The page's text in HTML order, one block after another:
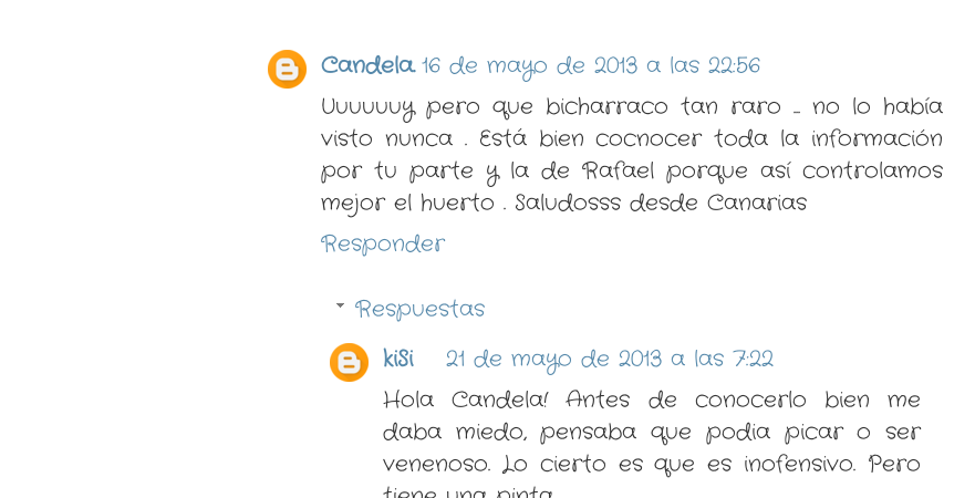
Candela. 16 de mayo de 2013 a las 22:56
Uuuuuuy pero que bicharraco tan raro ... no lo había
visto nunca . Está bien cocnocer toda la información
por tu parte y la de Rafael porque así controlamos
mejor el huerto . Saludosss desde Canarias
Responder
Respuestas
kiSi
21 de mayo de 2013 a las 7:22
Hola Candela! Antes de conocerlo bien me
daba miedo, pensaba que podia picar o ser
venenoso. Lo cierto es que es inofensivo. Pero